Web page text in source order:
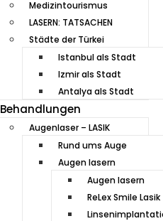
Medizintourismus
LASERN: TATSACHEN
Städte der Türkei
Istanbul als Stadt
Izmir als Stadt
Antalya als Stadt
Behandlungen
Augenlaser – LASIK
Rund ums Auge
Augen lasern
Augen lasern
ReLex Smile Lasik